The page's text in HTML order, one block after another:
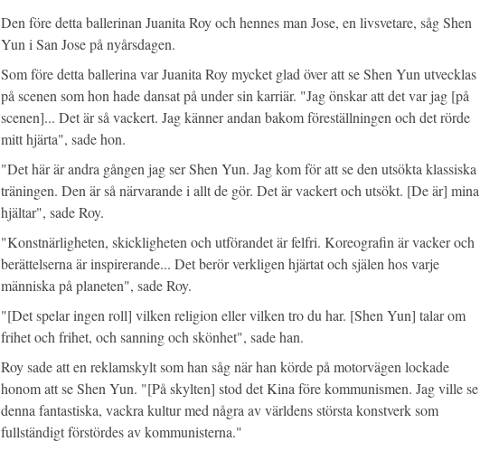
Den före detta ballerinan Juanita Roy och hennes man Jose, en livsvetare, såg Shen
Yun i San Jose på nyårsdagen.
Som före detta ballerina var Juanita Roy mycket glad över att se Shen Yun utvecklas
på scenen som hon hade dansat på under sin karriär. "Jag önskar att det var jag [på
scenen]... Det är så vackert. Jag känner andan bakom föreställningen och det rörde
mitt hjärta", sade hon.
"Det här är andra gången jag ser Shen Yun. Jag kom för att se den utsökta klassiska
träningen. Den är så närvarande i allt de gör. Det är vackert och utsökt. [De är] mina
hjältar", sade Roy.
"Konstnärligheten, skickligheten och utförandet är felfri. Koreografin är vacker och
berättelserna är inspirerande... Det berör verkligen hjärtat och själen hos varje
människa på planeten", sade Roy.
"[Det spelar ingen roll] vilken religion eller vilken tro du har. [Shen Yun] talar om
frihet och frihet, och sanning och skönhet", sade han.
Roy sade att en reklamskylt som han såg när han körde på motorvägen lockade
honom att se Shen Yun. "[På skylten] stod det Kina före kommunismen. Jag ville se
denna fantastiska, vackra kultur med några av världens största konstverk som
fullständigt förstördes av kommunisterna."